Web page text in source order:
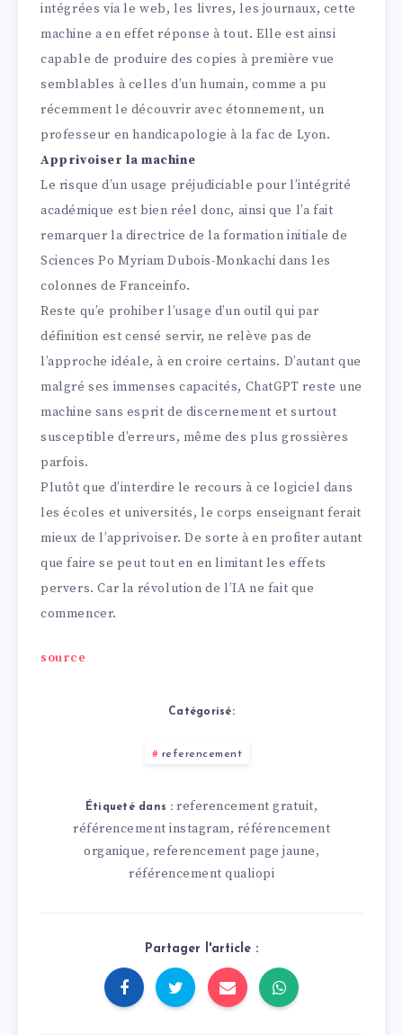
intégrées via le web, les livres, les journaux, cette
machine a en effet réponse à tout. Elle est ainsi
capable de produire des copies à première vue
semblables à celles d’un humain, comme a pu
récemment le découvrir avec étonnement, un
professeur en handicapologie à la fac de Lyon.
Apprivoiser la machine
Le risque d’un usage préjudiciable pour l’intégrité
académique est bien réel donc, ainsi que l’a fait
remarquer la directrice de la formation initiale de
Sciences Po Myriam Dubois-Monkachi dans les
colonnes de Franceinfo.
Reste qu’e prohiber l’usage d’un outil qui par
définition est censé servir, ne relève pas de
l’approche idéale, à en croire certains. D’autant que
malgré ses immenses capacités, ChatGPT reste une
machine sans esprit de discernement et surtout
susceptible d’erreurs, même des plus grossières
parfois.
Plutôt que d’interdire le recours à ce logiciel dans
les écoles et universités, le corps enseignant ferait
mieux de l’apprivoiser. De sorte à en profiter autant
que faire se peut tout en en limitant les effets
pervers. Car la révolution de l’IA ne fait que
commencer.
source
Catégorisé:
referencement
Étiqueté dans : referencement gratuit,
référencement instagram, référencement
organique, referencement page jaune,
référencement qualiopi
Partager l'article :